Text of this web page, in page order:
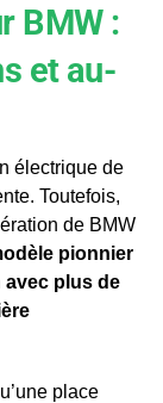
BMW :
et au-
électrique de
Toutefois,
de BMW
pionnier
plus de
place